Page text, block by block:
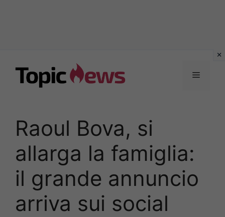
contenuto
Menu
Raoul Bova, si
allarga la famiglia:
il grande annuncio
arriva sui social